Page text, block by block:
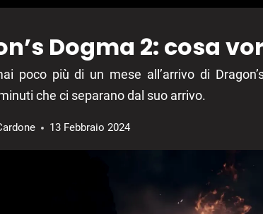
Dogma 2: cosa
poco più di un mese all’arrivo di
che ci separano dal suo arrivo.
13 Febbraio 2024